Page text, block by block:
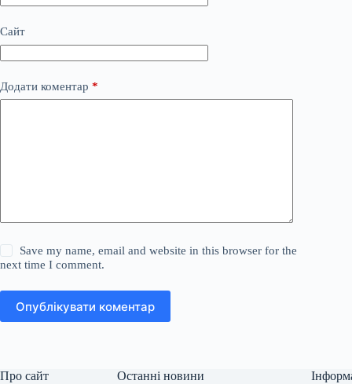
Сайт
Додати коментар *
Save my name, email and website in this browser for the
next time I comment.
Опублікувати коментар
Про сайт Останні новини